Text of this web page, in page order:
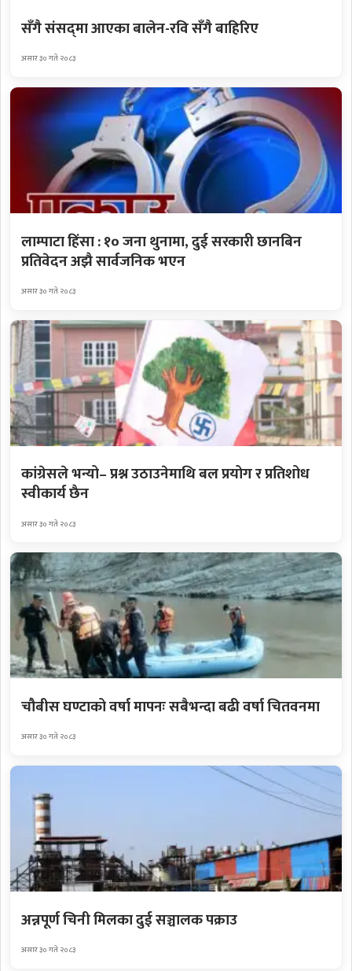
सँगै संसद्‌मा आएका बालेन-रवि सँगै बाहिरिए
असार ३० गते २०८३
लाम्पाटा हिंसा : १० जना थुनामा, दुई सरकारी छानबिन
प्रतिवेदन अझै सार्वजनिक भएन
असार ३० गते २०८३
कांग्रेसले भन्यो– प्रश्न उठाउनेमाथि बल प्रयोग र प्रतिशोध
स्वीकार्य छैन
असार ३० गते २०८३
चौबीस घण्टाको वर्षा मापनः सबैभन्दा बढी वर्षा चितवनमा
असार ३० गते २०८३
अन्नपूर्ण चिनी मिलका दुई सञ्चालक पक्राउ
असार ३० गते २०८३